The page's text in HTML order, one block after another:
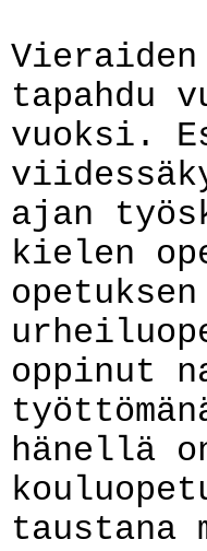
tapahdu
vuoksi.
ajan
kielen
oppinut
hänellä
taustana